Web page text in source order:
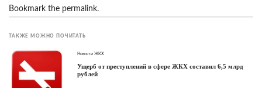
Bookmark the permalink.
ТАКЖЕ МОЖНО ПОЧИТАТЬ
Новости ЖКХ
Ущерб от преступлений в сфере ЖКХ составил 6,5 млрд
рублей